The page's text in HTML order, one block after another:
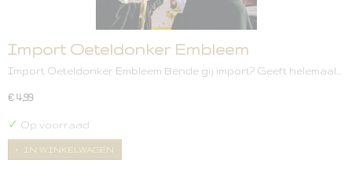
Import Oeteldonker Embleem
Import Oeteldonker Embleem Bende gij import? Geeft helemaal…
€ 4,99
✓ Op voorraad
IN WINKELWAGEN